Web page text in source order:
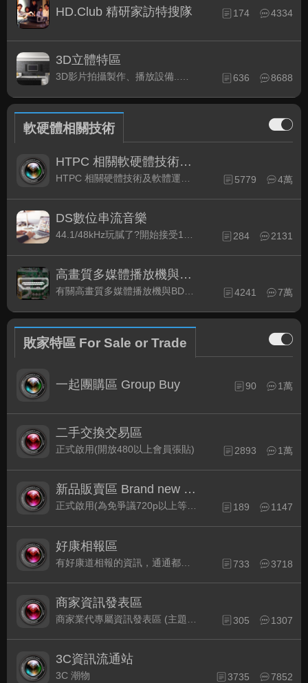
HD.Club 精研家訪特搜隊 174 4334
3D立體特區
3D影片拍攝製作、播放設備..等相關討論 636 8688
軟硬體相關技術
HTPC 相關軟硬體技術及運用
5779 4萬
DS數位串流音樂
284 2131
高畫質多媒體播放機與BD討論區
有關高畫質多媒體播放機與BD相關討論區 4241 7萬
敗家特區 For Sale or Trade
一起團購區 Group Buy 90 1萬
二手交換交易區
正式啟用(開放480以上會員張貼) 2893 1萬
新品販賣區 Brand new Plaza
正式啟用(為免爭議720p以上等級發表限定) 189 1147
好康相報區
733 3718
商家資訊發表區
305 1307
3C資訊流通站
3C 潮物 3735 7852